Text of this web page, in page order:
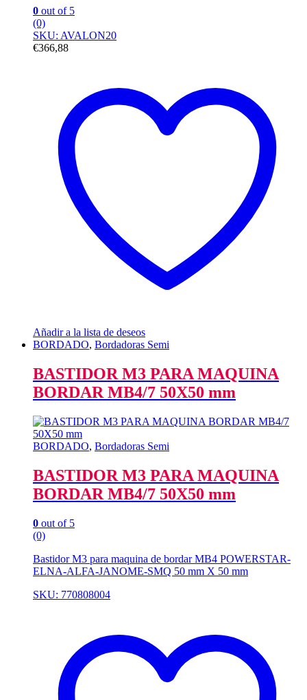
0 out of 5
(0)
SKU: AVALON20
€366,88
Añadir a la lista de deseos
BORDADO, Bordadoras Semi
BASTIDOR M3 PARA MAQUINA
BORDAR MB4/7 50X50 mm
BORDADO, Bordadoras Semi
BASTIDOR M3 PARA MAQUINA
BORDAR MB4/7 50X50 mm
0 out of 5
(0)
Bastidor M3 para maquina de bordar MB4 POWERSTAR-
ELNA-ALFA-JANOME-SMQ 50 mm X 50 mm
SKU: 770808004